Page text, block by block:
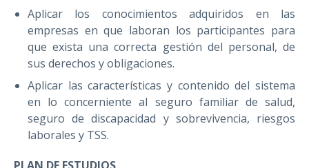
Aplicar los conocimientos adquiridos en las
empresas en que laboran los participantes para
que exista una correcta gestión del personal, de
sus derechos y obligaciones.
Aplicar las características y contenido del sistema
en lo concerniente al seguro familiar de salud,
seguro de discapacidad y sobrevivencia, riesgos
laborales y TSS.